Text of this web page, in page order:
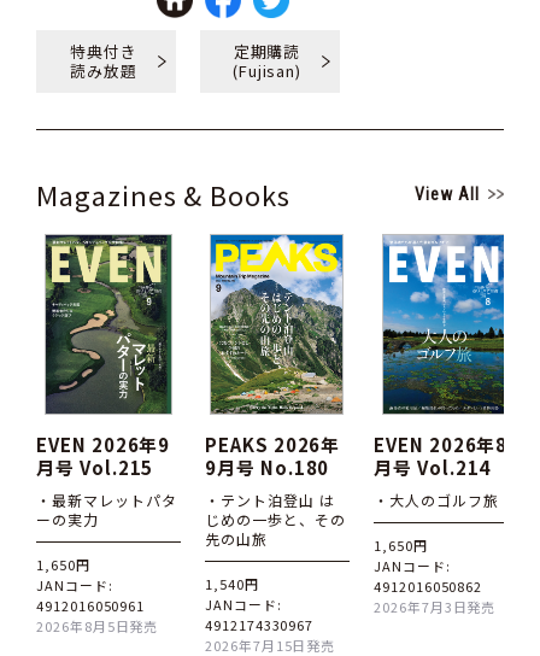
特典付き
読み放題
定期購読
(Fujisan)
Magazines & Books View All
EVEN 2026年9
月号 Vol.215
・最新マレットパタ
ーの実力
1,650円
JANコード:
4912016050961
2026年8月5日発売
PEAKS 2026年
9月号 No.180
・テント泊登山 は
じめの一歩と、その
先の山旅
1,540円
JANコード:
4912174330967
2026年7月15日発売
EVEN 2026年8
月号 Vol.214
・大人のゴルフ旅
1,650円
JANコード:
4912016050862
2026年7月3日発売